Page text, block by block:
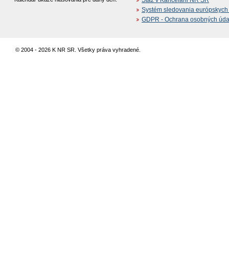
Systém sledovania
GDPR - Ochrana osobných
© 2004 - 2026 K NR SR. Všetky práva vyhradené.